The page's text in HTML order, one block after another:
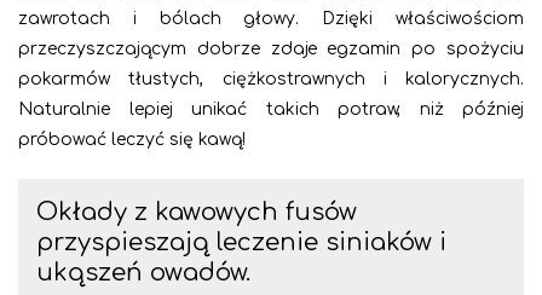
zawrotach i bólach głowy. Dzięki właściwościom
przeczyszczającym dobrze zdaje egzamin po spożyciu
pokarmów tłustych, ciężkostrawnych i kalorycznych.
Naturalnie lepiej unikać takich potraw, niż później
próbować leczyć się kawą!
Okłady z kawowych fusów
przyspieszają leczenie siniaków i
ukąszeń owadów.